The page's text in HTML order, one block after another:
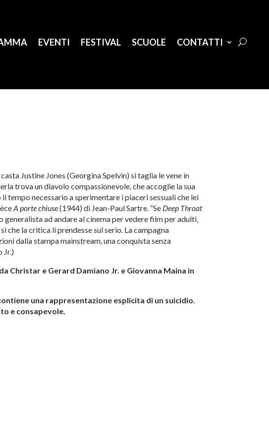
EVENTI FESTIVAL SCUOLE CONTATTI
Justine Jones (Georgina Spelvin) si taglia le vene in
trova un diavolo compassionevole, che accoglie la sua
tempo necessario a sperimentare i piaceri sessuali che lei
A porte chiuse(1944) di Jean-Paul Sartre. “Se Deep Throat
ad andare al cinema per vedere film per adulti,
che la critica li prendesse sul serio. La campagna
dalla stampa mainstream, una conquista senza
Jr.)
Christar e Gerard Damiano Jr. e Giovanna Maina in
una rappresentazione esplicita di un suicidio.
e consapevole.